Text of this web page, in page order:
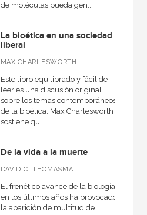
de moléculas pueda gen...
La bioética en una sociedad
liberal
MAX CHARLESWORTH
Este libro equilibrado y fácil de
leer es una discusión original
sobre los temas contemporáneos
de la bioética. Max Charlesworth
sostiene qu...
De la vida a la muerte
DAVID C. THOMASMA
El frenético avance de la biología
en los últimos años ha provocado
la aparición de multitud de